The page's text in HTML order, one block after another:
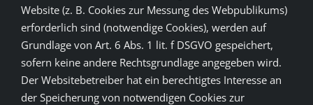
Website (z. B. Cookies zur Messung des Webpublikums)
erforderlich sind (notwendige Cookies), werden auf
Grundlage von Art. 6 Abs. 1 lit. f DSGVO gespeichert,
sofern keine andere Rechtsgrundlage angegeben wird.
Der Websitebetreiber hat ein berechtigtes Interesse an
der Speicherung von notwendigen Cookies zur